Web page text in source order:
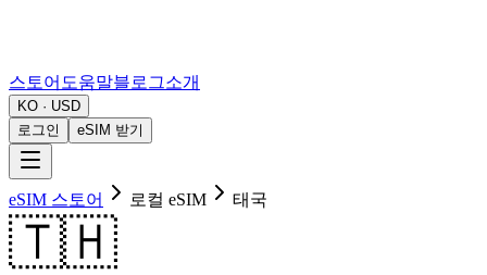
스토어 도움말블로그소개
KO · USD
로그인
eSIM 받기
eSIM 스토어 로컬 eSIM 태국
🇹🇭